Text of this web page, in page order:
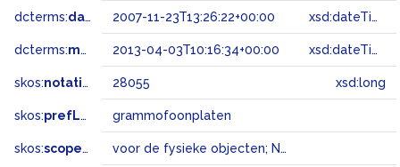
dcterms:dateSubmitted 2007-11-23T13:26:22+00:00 xsd:dateTime
dcterms:modified 2013-04-03T10:16:34+00:00 xsd:dateTime
skos:notation 28055 xsd:long
skos:prefLabel grammofoonplaten
skos:scopeNote voor de fysieke objecten; NB: voor de (aard van de) muziek die ze bevatten, gebruik: 'muziek', 'jazz', 'klassieke muziek', 'popmuziek' enz.